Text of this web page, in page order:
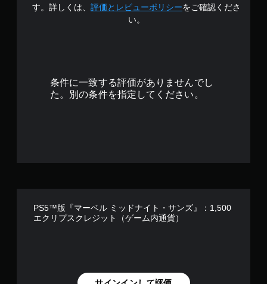
す。詳しくは、 評価とレビューポリシーをご確認くださ
い。
条件に一致する評価がありませんでし
た。別の条件を指定してください。
PS5™版『マーベル ミッドナイト・サンズ』：1,500
エクリプスクレジット（ゲーム内通貨）